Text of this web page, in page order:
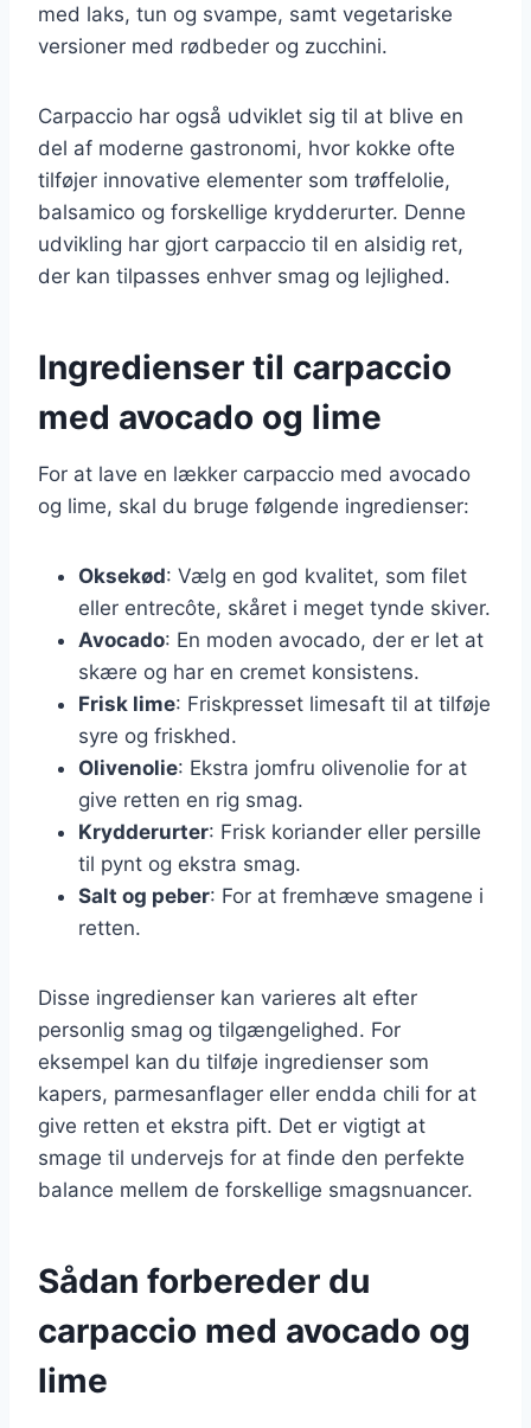
med laks, tun og svampe, samt vegetariske
versioner med rødbeder og zucchini.
Carpaccio har også udviklet sig til at blive en
del af moderne gastronomi, hvor kokke ofte
tilføjer innovative elementer som trøffelolie,
balsamico og forskellige krydderurter. Denne
udvikling har gjort carpaccio til en alsidig ret,
der kan tilpasses enhver smag og lejlighed.
Ingredienser til carpaccio
med avocado og lime
For at lave en lækker carpaccio med avocado
og lime, skal du bruge følgende ingredienser:
Oksekød: Vælg en god kvalitet, som filet
eller entrecôte, skåret i meget tynde skiver.
Avocado: En moden avocado, der er let at
skære og har en cremet konsistens.
Frisk lime: Friskpresset limesaft til at tilføje
syre og friskhed.
Olivenolie: Ekstra jomfru olivenolie for at
give retten en rig smag.
Krydderurter: Frisk koriander eller persille
til pynt og ekstra smag.
Salt og peber: For at fremhæve smagene i
retten.
Disse ingredienser kan varieres alt efter
personlig smag og tilgængelighed. For
eksempel kan du tilføje ingredienser som
kapers, parmesanflager eller endda chili for at
give retten et ekstra pift. Det er vigtigt at
smage til undervejs for at finde den perfekte
balance mellem de forskellige smagsnuancer.
Sådan forbereder du
carpaccio med avocado og
lime